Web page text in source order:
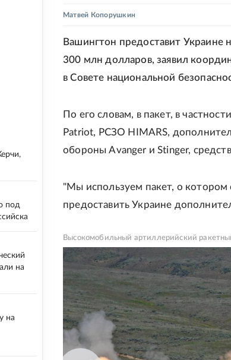
Матвей Копорушкин
Вашингтон предоставит
300 млн долларов, заявил
в Совете национальной
По его словам, в пакет, в
Patriot, РСЗО HIMARS,
обороны Avanger и Stinger,
"Мы используем пакет, о котором
предоставить Украине
Высокомобильный артиллерийский
под
на
на